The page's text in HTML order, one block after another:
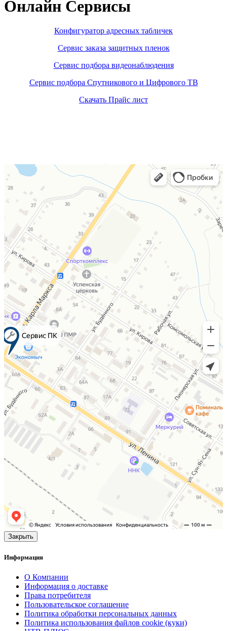
Онлайн Сервисы
Конфигуратор адресных табличек
Сервис заказа защитных пленок
Сервис подбора видеонаблюдения
Сервис подбора Спутникового и Цифрового ТВ
Скачать Прайс лист
Закрыть
Информация
О Компании
Информация о доставке
Права потребителя
Пользовательское соглашение
Политика обработки персональных данных
Политика использования файлов cookie (куки)